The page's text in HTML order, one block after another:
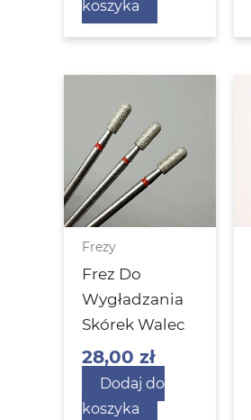
koszyka
Frezy
Frez Do
Wygładzania
Skórek Walec
28,00zł
Dodaj do
koszyka